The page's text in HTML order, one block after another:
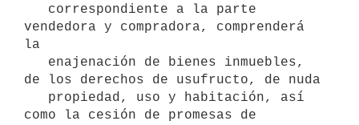
vendedora y compradora, comprenderá
la
de los derechos de usufructo, de nuda
como la cesión de promesas de